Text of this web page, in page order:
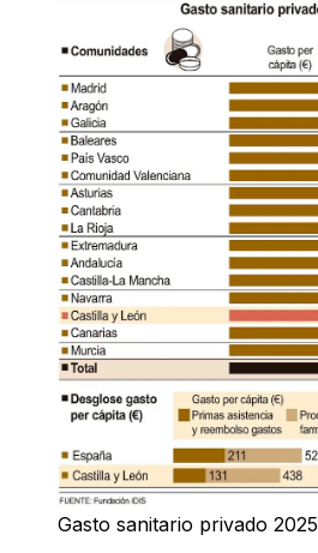
Gasto sanitario privado 2025